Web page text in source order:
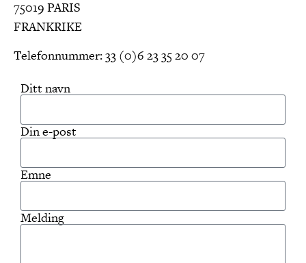
75019 PARIS
FRANKRIKE
Telefonnummer: 33 (0)6 23 35 20 07
Ditt navn
Din e-post
Emne
Melding